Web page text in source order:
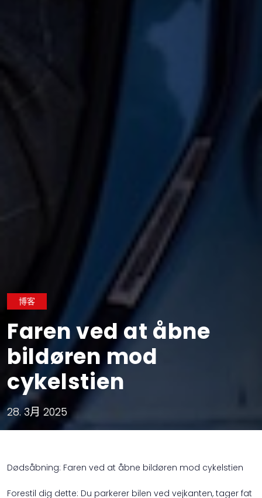
博客
Faren ved at åbne
bildøren mod
cykelstien
28. 3月 2025
Dødsåbning: Faren ved at åbne bildøren mod cykelstien
Forestil dig dette: Du parkerer bilen ved vejkanten, tager fat